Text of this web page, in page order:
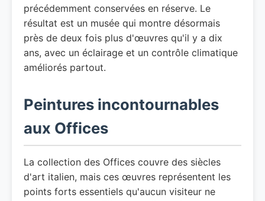
précédemment conservées en réserve. Le
résultat est un musée qui montre désormais
près de deux fois plus d'œuvres qu'il y a dix
ans, avec un éclairage et un contrôle climatique
améliorés partout.
Peintures incontournables
aux Offices
La collection des Offices couvre des siècles
d'art italien, mais ces œuvres représentent les
points forts essentiels qu'aucun visiteur ne